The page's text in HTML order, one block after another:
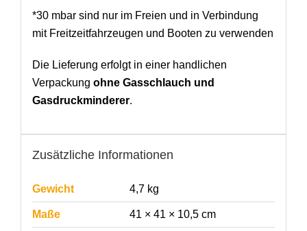
*30 mbar sind nur im Freien und in Verbindung
mit Freitzeitfahrzeugen und Booten zu verwenden
Die Lieferung erfolgt in einer handlichen
Verpackung ohne Gasschlauch und
Gasdruckminderer.
Zusätzliche Informationen
Gewicht 4,7 kg
Maße 41 × 41 × 10,5 cm